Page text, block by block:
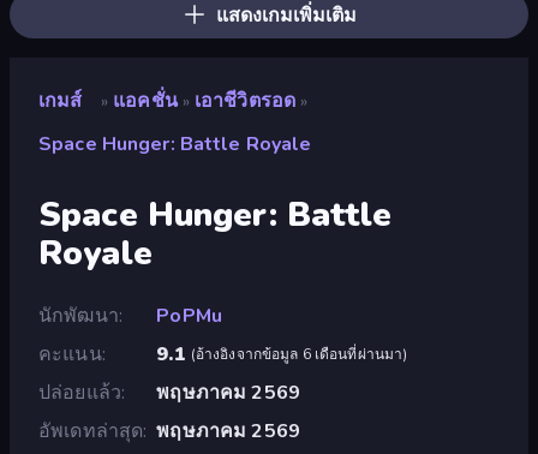
แสดงเกมเพิ่มเติม
เกมส์ » แอคชั่น » เอาชีวิตรอด »
Space Hunger: Battle Royale
Space Hunger: Battle
Royale
นักพัฒนา
PoPMu
คะแนน
9.1 (อ้างอิงจากข้อมูล 6 เดือนที่ผ่านมา)
ปล่อยแล้ว
พฤษภาคม 2569
อัพเดทล่าสุด พฤษภาคม 2569